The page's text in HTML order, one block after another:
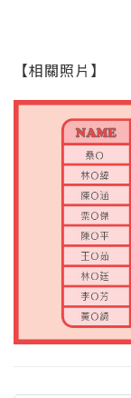
【相關照片】